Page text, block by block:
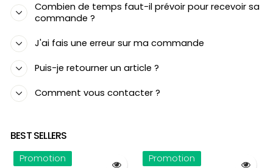
Combien de temps faut-il prévoir pour recevoir sa
commande ?
J'ai fais une erreur sur ma commande
Puis-je retourner un article ?
Comment vous contacter ?
BEST SELLERS
Promotion Promotion